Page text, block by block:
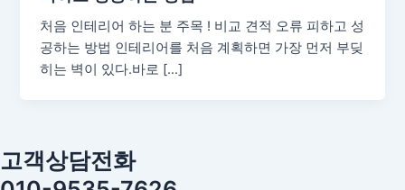
처음 인테리어 하는 분 주목 ! 비교 견적 오류 피하고 성
공하는 방법 인테리어를 처음 계획하면 가장 먼저 부딪
히는 벽이 있다.바로 […]
고객상담전화